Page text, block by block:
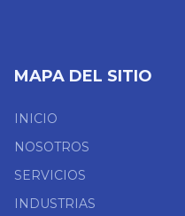
MAPA DEL SITIO
INICIO
NOSOTROS
SERVICIOS
INDUSTRIAS